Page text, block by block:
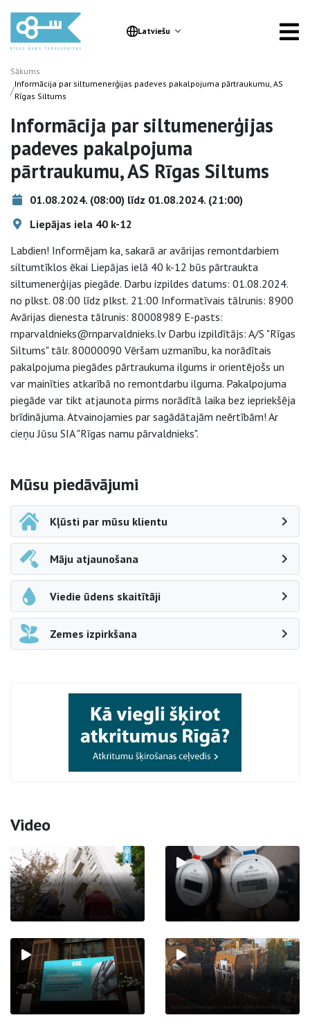
Latviešu
Sākums
/Informācija par siltumenerģijas padeves pakalpojuma pārtraukumu, AS
Rīgas Siltums
Informācija par siltumenerģijas
padeves pakalpojuma
pārtraukumu, AS Rīgas Siltums
01.08.2024. (08:00) līdz 01.08.2024. (21:00)
Liepājas iela 40 k-12
Labdien! Informējam ka, sakarā ar avārijas remontdarbiem
siltumtīklos ēkai Liepājas ielā 40 k-12 būs pārtraukta
siltumenerģijas piegāde. Darbu izpildes datums: 01.08.2024.
no plkst. 08:00 līdz plkst. 21:00 Informatīvais tālrunis: 8900
Avārijas dienesta tālrunis: 80008989 E-pasts:
rnparvaldnieks@rnparvaldnieks.lv Darbu izpildītājs: A/S "Rīgas
Siltums" tālr. 80000090 Vēršam uzmanību, ka norādītais
pakalpojuma piegādes pārtraukuma ilgums ir orientējošs un
var mainīties atkarībā no remontdarbu ilguma. Pakalpojuma
piegāde var tikt atjaunota pirms norādītā laika bez iepriekšēja
brīdinājuma. Atvainojamies par sagādātajām neērtībām! Ar
cieņu Jūsu SIA "Rīgas namu pārvaldnieks".
Sāna navigācija
Mūsu piedāvājumi
Kļūsti par mūsu klientu
Māju atjaunošana
Viedie ūdens skaitītāji
Zemes izpirkšana
Video